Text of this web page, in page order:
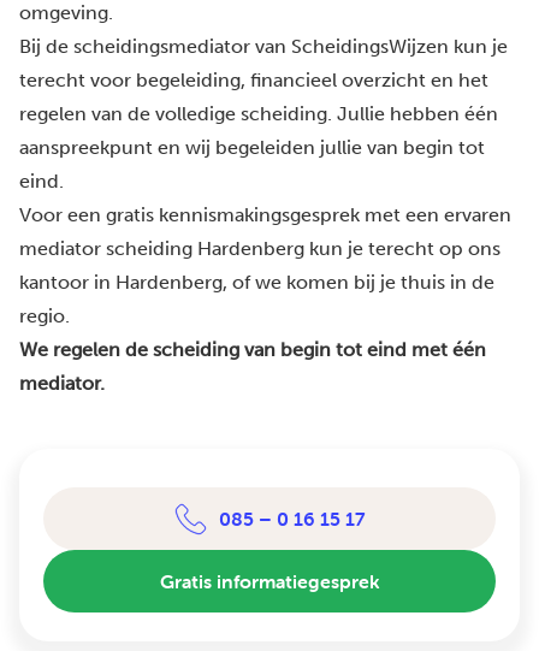
omgeving.
Bij de scheidingsmediator van ScheidingsWijzen kun je
terecht voor begeleiding, financieel overzicht en het
regelen van de volledige scheiding. Jullie hebben één
aanspreekpunt en wij begeleiden jullie van begin tot
eind.
Voor een gratis kennismakingsgesprek met een ervaren
mediator scheiding Hardenberg kun je terecht op ons
kantoor in Hardenberg, of we komen bij je thuis in de
regio.
We regelen de scheiding van begin tot eind met één
mediator.
085 – 0 16 15 17
Gratis informatiegesprek